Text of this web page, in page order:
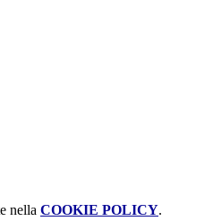
nella COOKIE POLICY.